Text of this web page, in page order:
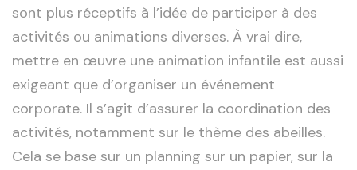
sont plus réceptifs à l’idée de participer à des
activités ou animations diverses. À vrai dire,
mettre en œuvre une animation infantile est aussi
exigeant que d’organiser un événement
corporate. Il s’agit d’assurer la coordination des
activités, notamment sur le thème des abeilles.
Cela se base sur un planning sur un papier, sur la